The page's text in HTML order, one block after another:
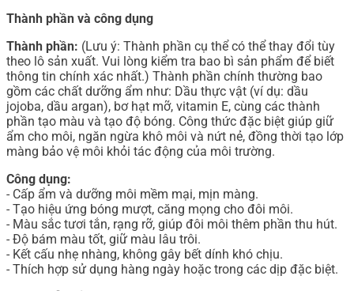
Thành phần và công dụng
Thành phần: (Lưu ý: Thành phần cụ thể có thể thay đổi tùy
theo lô sản xuất. Vui lòng kiểm tra bao bì sản phẩm để biết
thông tin chính xác nhất.) Thành phần chính thường bao
gồm các chất dưỡng ẩm như: Dầu thực vật (ví dụ: dầu
jojoba, dầu argan), bơ hạt mỡ, vitamin E, cùng các thành
phần tạo màu và tạo độ bóng. Công thức đặc biệt giúp giữ
ẩm cho môi, ngăn ngừa khô môi và nứt nẻ, đồng thời tạo lớp
màng bảo vệ môi khỏi tác động của môi trường.
Công dụng:
- Cấp ẩm và dưỡng môi mềm mại, mịn màng.
- Tạo hiệu ứng bóng mượt, căng mọng cho đôi môi.
- Màu sắc tươi tắn, rạng rỡ, giúp đôi môi thêm phần thu hút.
- Độ bám màu tốt, giữ màu lâu trôi.
- Kết cấu nhẹ nhàng, không gây bết dính khó chịu.
- Thích hợp sử dụng hàng ngày hoặc trong các dịp đặc biệt.